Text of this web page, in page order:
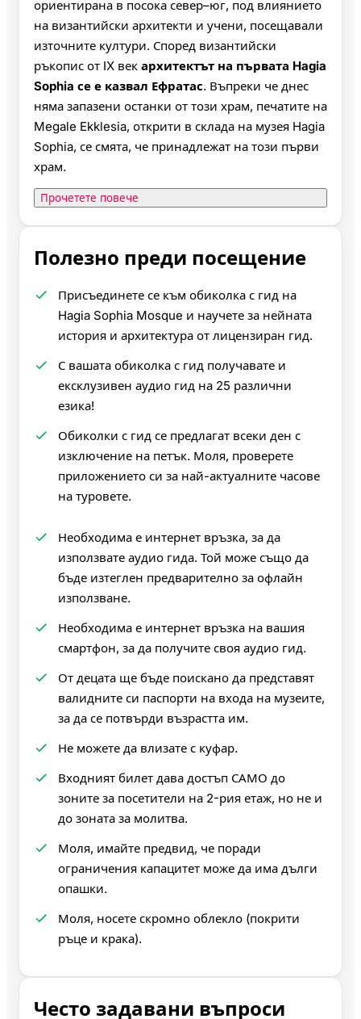
ориентирана в посока север–юг, под влиянието
на византийски архитекти и учени, посещавали
източните култури. Според византийски
ръкопис от IX век архитектът на първата Hagia
Sophia се е казвал Ефратас. Въпреки че днес
няма запазени останки от този храм, печатите на
Megale Ekklesia, открити в склада на музея Hagia
Sophia, се смята, че принадлежат на този първи
храм.
Прочетете повече
Полезно преди посещение
Присъединете се към обиколка с гид на
Hagia Sophia Mosque и научете за нейната
история и архитектура от лицензиран гид.
С вашата обиколка с гид получавате и
ексклузивен аудио гид на 25 различни
езика!
Обиколки с гид се предлагат всеки ден с
изключение на петък. Моля, проверете
приложението си за най-актуалните часове
на туровете.
Необходима е интернет връзка, за да
използвате аудио гида. Той може също да
бъде изтеглен предварително за офлайн
използване.
Необходима е интернет връзка на вашия
смартфон, за да получите своя аудио гид.
От децата ще бъде поискано да представят
валидните си паспорти на входа на музеите,
за да се потвърди възрастта им.
Не можете да влизате с куфар.
Входният билет дава достъп САМО до
зоните за посетители на 2-рия етаж, но не и
до зоната за молитва.
Моля, имайте предвид, че поради
ограничения капацитет може да има дълги
опашки.
Моля, носете скромно облекло (покрити
ръце и крака).
Често задавани въпроси